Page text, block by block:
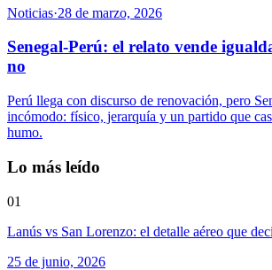
Noticias·28 de marzo, 2026
Senegal-Perú: el relato vende
no
Perú llega con discurso de renovación, pero
incómodo: físico, jerarquía y un partido que
humo.
Lo más leído
01
Lanús vs San Lorenzo: el detalle aéreo que
25 de junio, 2026